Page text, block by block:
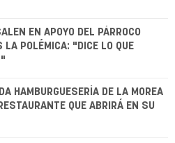
EN APOYO DEL PÁRROCO
LA POLÉMICA: "DICE LO QUE
HAMBURGUESERÍA DE LA MOREA
QUE ABRIRÁ EN SU